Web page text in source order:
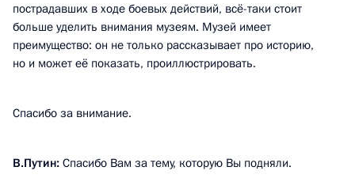
пострадавших в ходе боевых действий, всё-таки стоит
больше уделить внимания музеям. Музей имеет
преимущество: он не только рассказывает про историю,
но и может её показать, проиллюстрировать.
Спасибо за внимание.
В.Путин: Спасибо Вам за тему, которую Вы подняли.